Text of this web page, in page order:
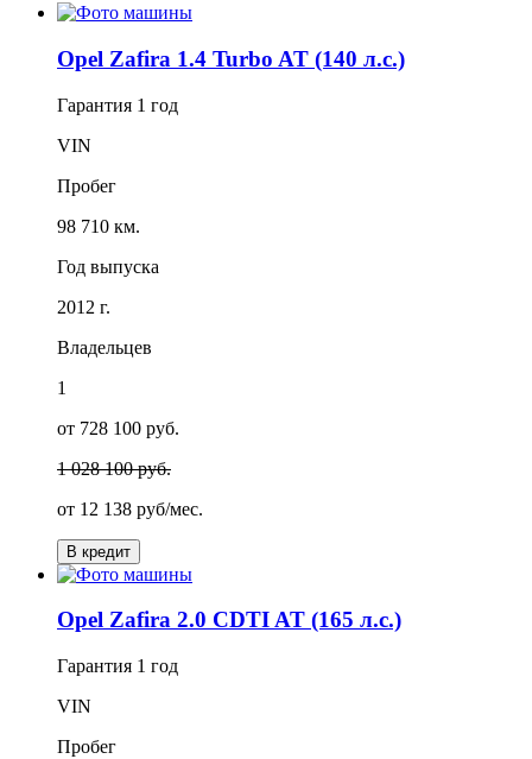
Opel Zafira 1.4 Turbo AT (140 л.с.)
Гарантия 1 год
VIN
Пробег
98 710 км.
Год выпуска
2012 г.
Владельцев
1
от 728 100 руб.
1 028 100 руб.
от 12 138 руб/мес.
В кредит
Opel Zafira 2.0 CDTI AT (165 л.с.)
Гарантия 1 год
VIN
Пробег